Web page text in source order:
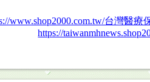
www.shop2000.com.tw/台灣醫療
https://